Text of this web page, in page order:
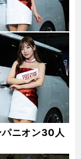
ニオン30人